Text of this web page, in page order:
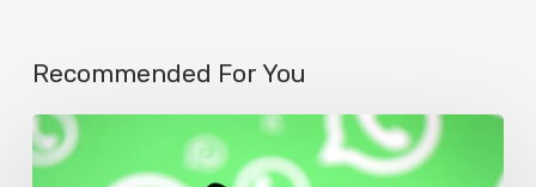
Recommended For You
Un
llamado